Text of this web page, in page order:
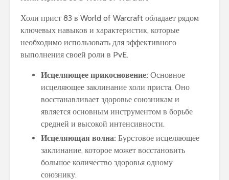
Холи прист 83 в World of Warcraft обладает рядом
ключевых навыков и характеристик, которые
необходимо использовать для эффективного
выполнения своей роли в PvE.
Исцеляющее прикосновение: Основное
исцеляющее заклинание холи приста. Оно
восстанавливает здоровье союзникам и
является основным инструментом в борьбе
средней и высокой интенсивности.
Исцеляющая волна: Бурстовое исцеляющее
заклинание, которое может восстановить
большое количество здоровья одному
союзнику.